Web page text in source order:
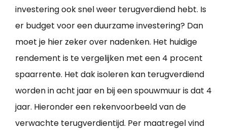
investering ook snel weer terugverdiend hebt. Is
er budget voor een duurzame investering? Dan
moet je hier zeker over nadenken. Het huidige
rendement is te vergelijken met een 4 procent
spaarrente. Het dak isoleren kan terugverdiend
worden in acht jaar en bij een spouwmuur is dat 4
jaar. Hieronder een rekenvoorbeeld van de
verwachte terugverdientijd. Per maatregel vind